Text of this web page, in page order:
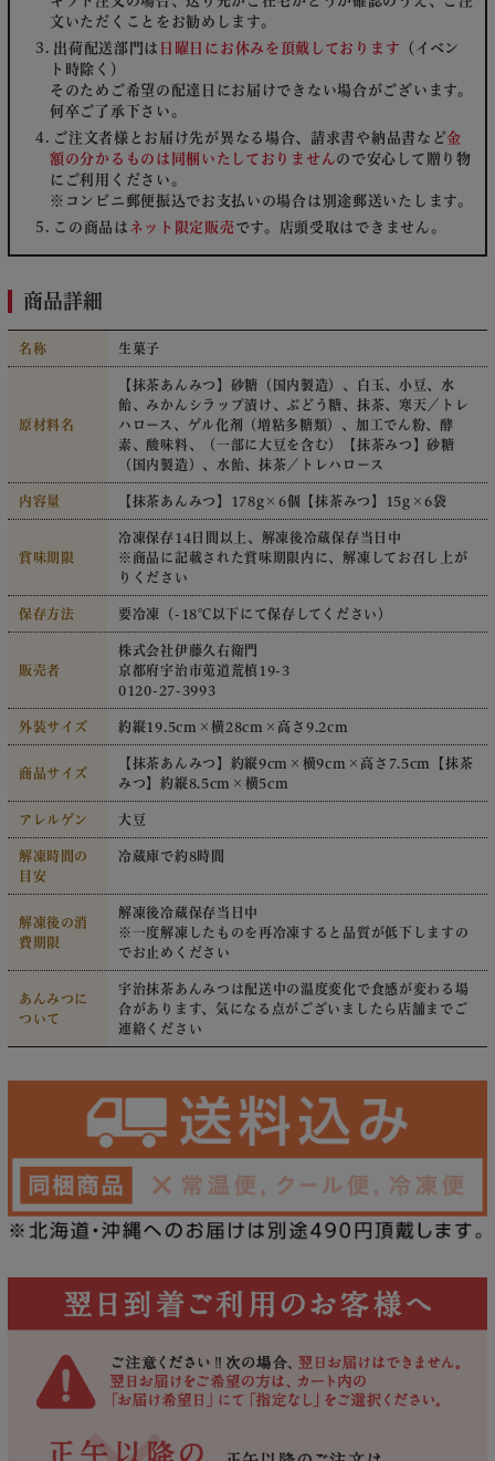
文いただくことをお勧めします。
出荷配送部門は 日曜日にお休みを頂戴しております （イベン
ト時除く）
そのためご希望の配達日にお届けできない場合がございます。
何卒ご了承下さい。
ご注文者様とお届け先が異なる場合、請求書や納品書など金
額の分かるものは同梱いたしておりませんので安心して贈り物
にご利用ください。
※コンビニ郵便振込でお支払いの場合は別途郵送いたします。
この商品は ネット限定販売 です。店頭受取はできません。
商品詳細
名称 生菓子
原材料名
【抹茶あんみつ】砂糖（国内製造）、白玉、小豆、水
飴、みかんシラップ漬け、ぶどう糖、抹茶、寒天／トレ
ハロース、ゲル化剤（増粘多糖類）、加工でん粉、酵
素、酸味料、（一部に大豆を含む）【抹茶みつ】砂糖
（国内製造）、水飴、抹茶／トレハロース
内容量 【抹茶あんみつ】178g×6個【抹茶みつ】15g×6袋
賞味期限
冷凍保存14日間以上、解凍後冷蔵保存当日中
※商品に記載された賞味期限内に、解凍してお召し上が
りください
保存方法 要冷凍（-18℃以下にて保存してください）
販売者
株式会社伊藤久右衛門
京都府宇治市莵道荒槙19-3
0120-27-3993
外装サイズ 約縦19.5cm×横28cm×高さ9.2cm
商品サイズ
【抹茶あんみつ】約縦9cm×横9cm×高さ7.5cm【抹茶
みつ】約縦8.5cm×横5cm
アレルゲン 大豆
解凍時間の
目安
冷蔵庫で約8時間
解凍後の消
費期限
解凍後冷蔵保存当日中
※一度解凍したものを再冷凍すると品質が低下しますの
でお止めください
あんみつに
ついて
宇治抹茶あんみつは配送中の温度変化で食感が変わる場
合があります、気になる点がございましたら店舗までご
連絡ください